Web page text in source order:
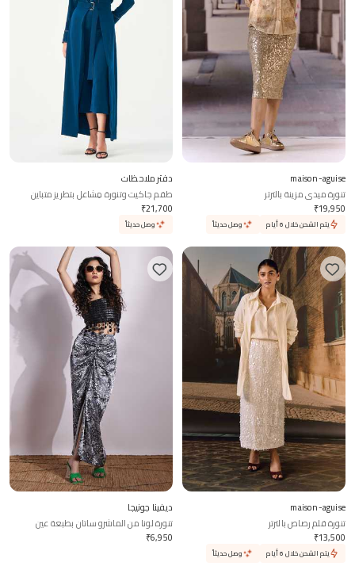
maison-aguise
تنورة ميدي مزينة بالترتر
₹19,950
يتم الشحن خلال 6 أيام وصل حديثاً
دفتر ملاحظات
طقم جاكيت وتنورة مِشاعل بتطريز متباين
₹21,700
وصل حديثاً
maison-aguise
تنورة قلم رصاص بالترتر
₹13,500
يتم الشحن خلال 6 أيام وصل حديثاً
ديفينا جونيجا
تنورة لونا من الماشرو ساتان بطبعة عين
₹6,950